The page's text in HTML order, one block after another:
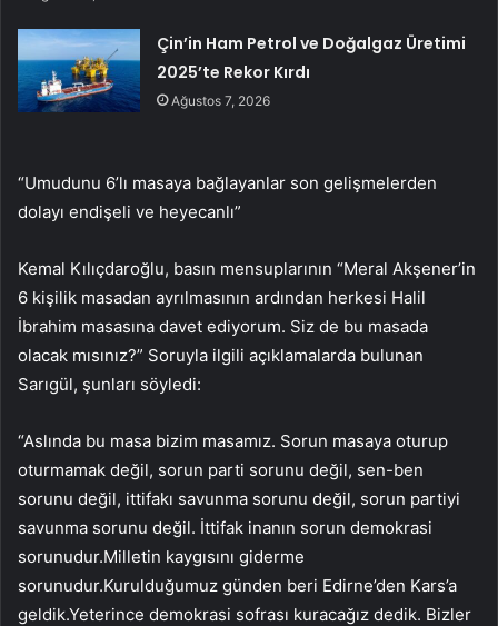
Çin’in Ham Petrol ve Doğalgaz Üretimi
2025’te Rekor Kırdı
Ağustos 7, 2026
“Umudunu 6’lı masaya bağlayanlar son gelişmelerden
dolayı endişeli ve heyecanlı”
Kemal Kılıçdaroğlu, basın mensuplarının “Meral Akşener’in
6 kişilik masadan ayrılmasının ardından herkesi Halil
İbrahim masasına davet ediyorum. Siz de bu masada
olacak mısınız?” Soruyla ilgili açıklamalarda bulunan
Sarıgül, şunları söyledi:
“Aslında bu masa bizim masamız. Sorun masaya oturup
oturmamak değil, sorun parti sorunu değil, sen-ben
sorunu değil, ittifakı savunma sorunu değil, sorun partiyi
savunma sorunu değil. İttifak inanın sorun demokrasi
sorunudur.Milletin kaygısını giderme
sorunudur.Kurulduğumuz günden beri Edirne’den Kars’a
geldik.Yeterince demokrasi sofrası kuracağız dedik. Bizler